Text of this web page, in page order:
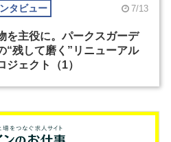
タビュー 7/13
を主役に。パークスガーデ
“残して磨く”リニューアル
ジェクト（1）